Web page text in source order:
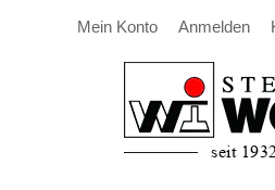
Mein Konto Anmelden